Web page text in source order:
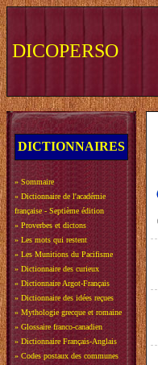
DICOPERSO
DICTIONNAIRES
» Sommaire
» Dictionnaire de l'académie
française - Septième édition
» Proverbes et dictons
» Les mots qui restent
» Les Munitions du Pacifisme
» Dictionnaire des curieux
» Dictionnaire Argot-Français
» Dictionnaire des idées reçues
» Mythologie grecque et romaine
» Glossaire franco-canadien
» Dictionnaire Français-Anglais
» Codes postaux des communes